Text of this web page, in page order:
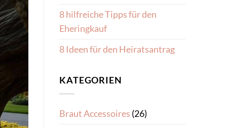
8 hilfreiche Tipps für den
Eheringkauf
8 Ideen für den Heiratsantrag
KATEGORIEN
Braut Accessoires (26)